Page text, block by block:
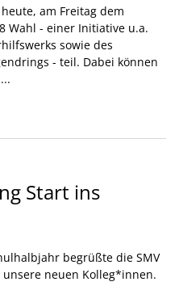
am Freitag dem
Wahl - einer Initiative u.a.
sowie des
- teil. Dabei können
Start ins
begrüßte die SMV
neuen Kolleg*innen.